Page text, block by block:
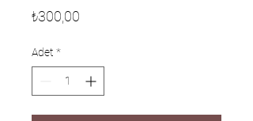
₺300,00
Adet *